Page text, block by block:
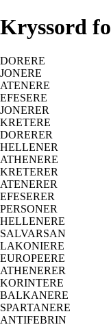
Kryssord
DORERE
JONERE
ATENERE
EFESERE
JONERER
KRETERE
DORERER
HELLENER
ATHENERE
KRETERER
ATENERER
EFESERER
PERSONER
HELLENERE
SALVARSAN
LAKONIERE
EUROPEERE
ATHENERER
KORINTERE
BALKANERE
SPARTANERE
ANTIFEBRIN